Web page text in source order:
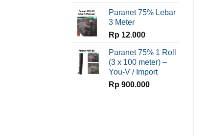
Paranet 75% Lebar
3 Meter
Rp 12.000
Paranet 75% 1 Roll
(3 x 100 meter) –
You-V / Import
Rp 900.000